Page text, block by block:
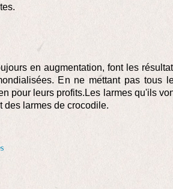
en augmentation, font les
En ne mettant pas tous
pour leurs profits.Les larmes qu'ils
des larmes de crocodile.